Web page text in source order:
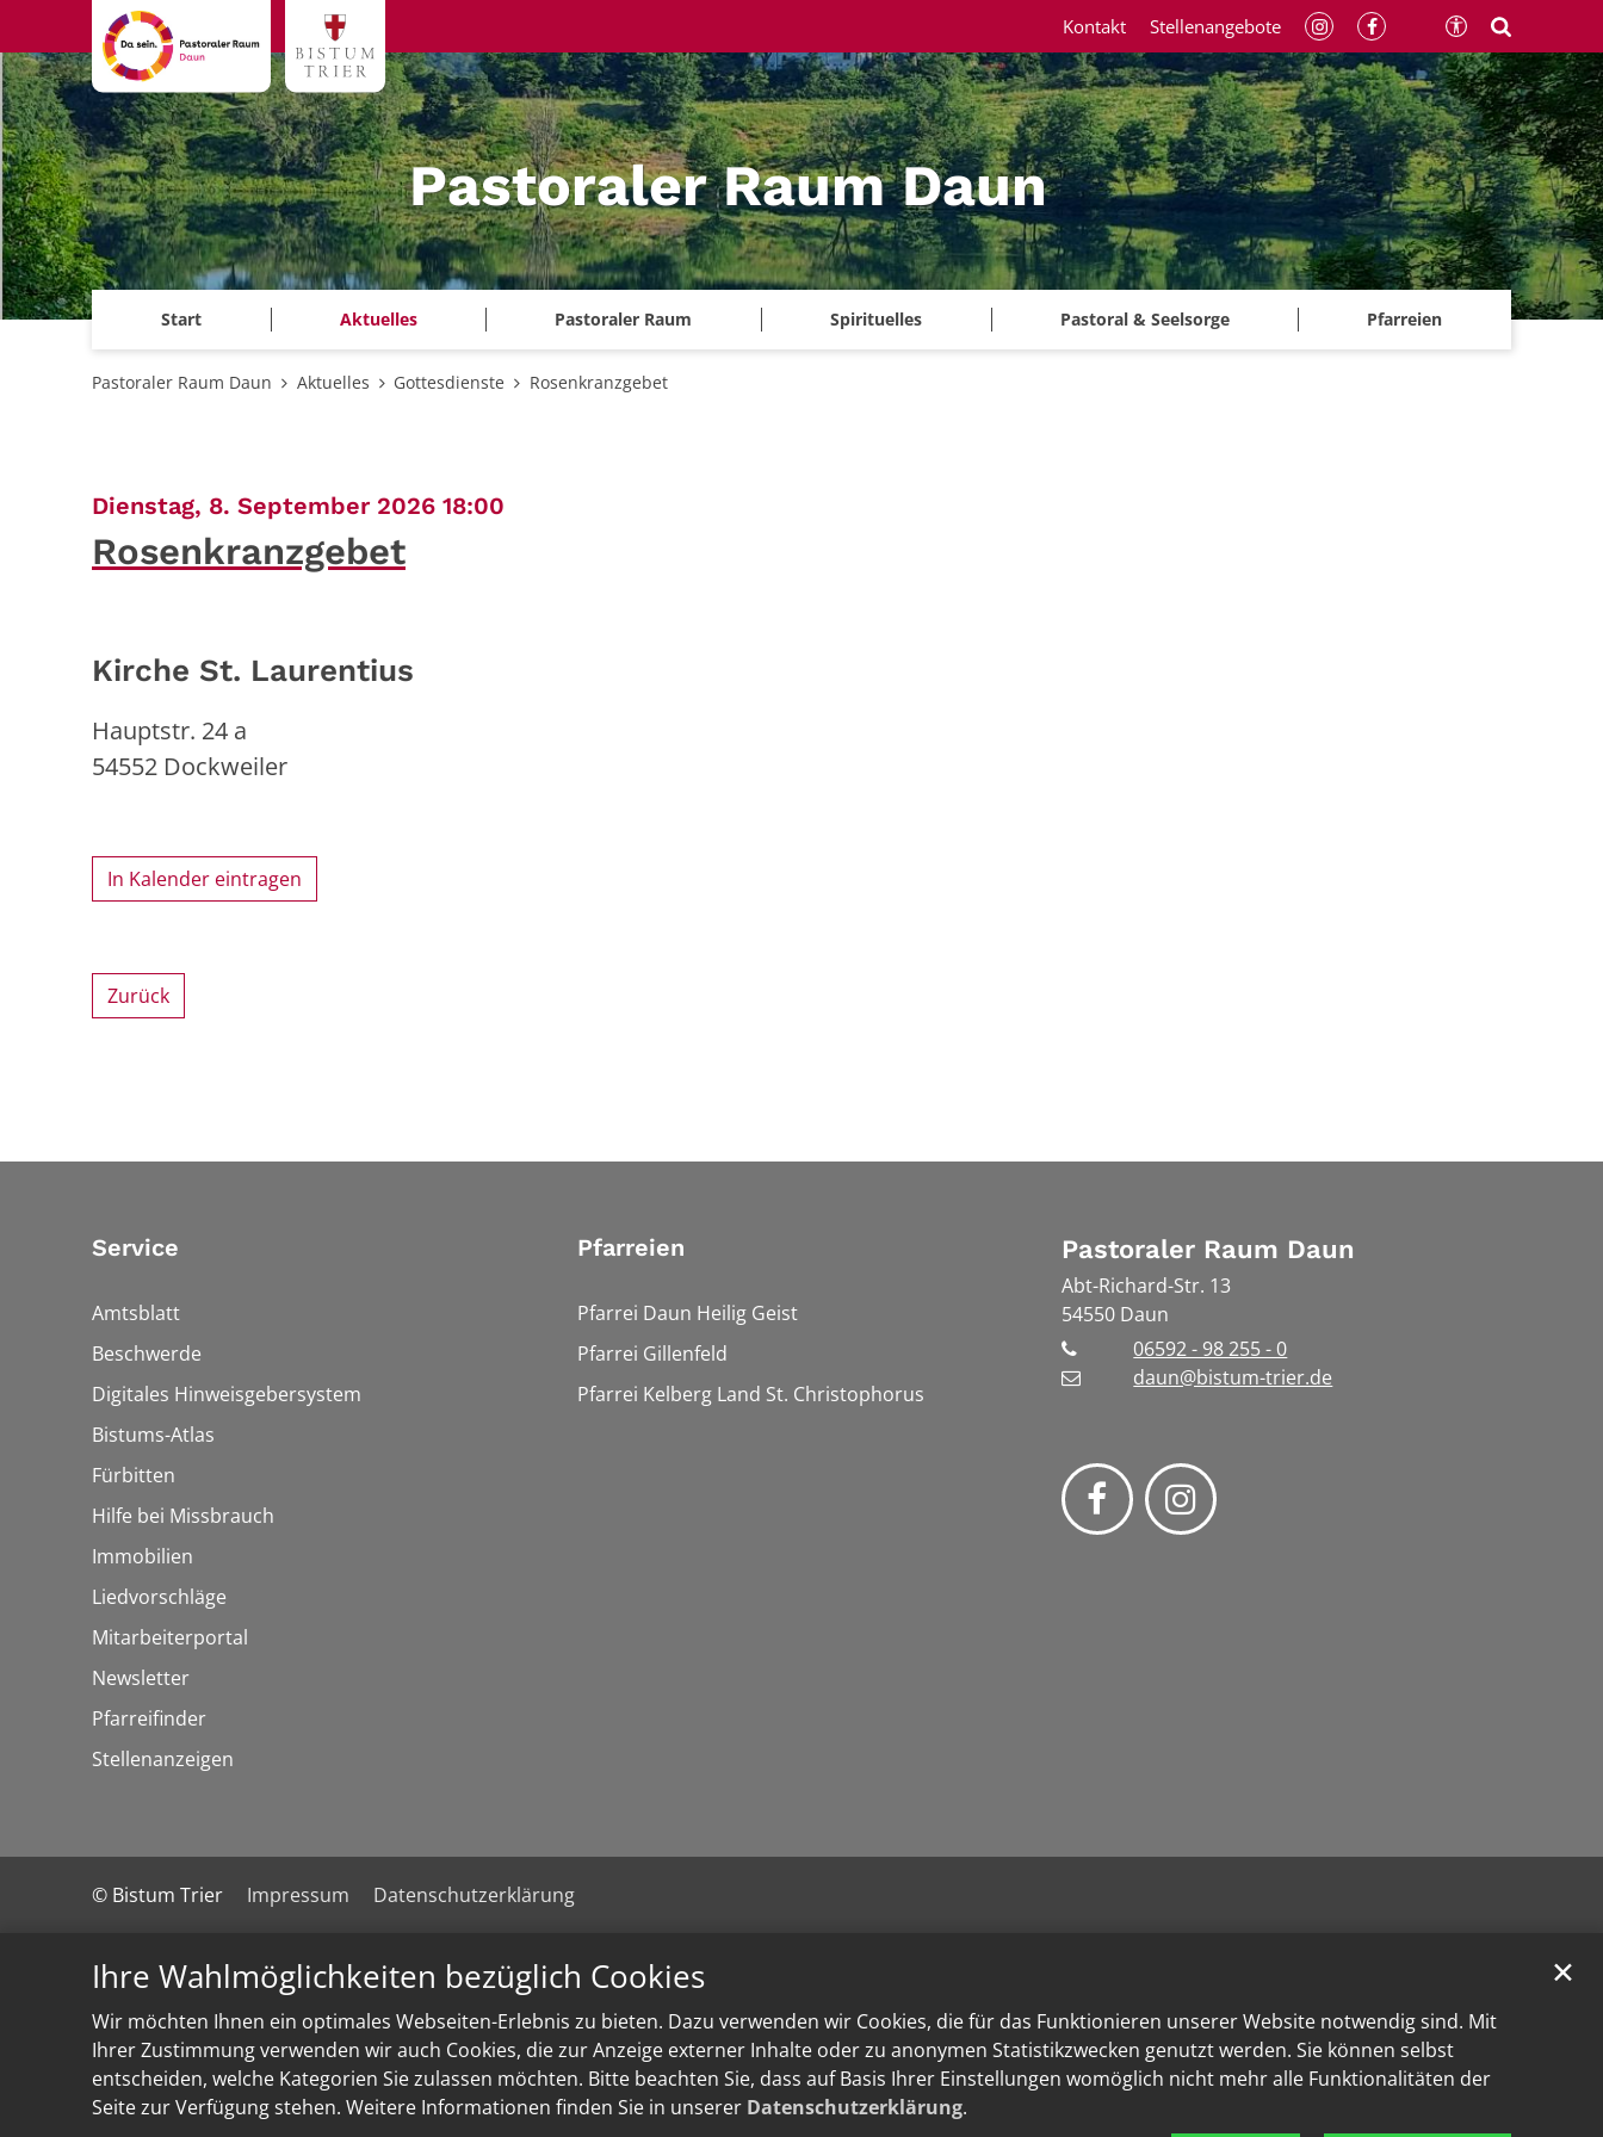
Ihre Wahlmöglichkeiten bezüglich Cookies
Wir möchten Ihnen ein optimales Webseiten-Erlebnis zu bieten. Dazu verwenden wir Cookies, die für das Funktionieren unserer Website notwendig sind. Mit
Ihrer Zustimmung verwenden wir auch Cookies, die zur Anzeige externer Inhalte oder zu anonymen Statistikzwecken genutzt werden. Sie können selbst
entscheiden, welche Kategorien Sie zulassen möchten. Bitte beachten Sie, dass auf Basis Ihrer Einstellungen womöglich nicht mehr alle Funktionalitäten der
Seite zur Verfügung stehen. Weitere Informationen finden Sie in unserer Datenschutzerklärung.
✕
Zum Inhalt springen
Pastoraler Raum Daun
Start Aktuelles Pastoraler Raum Spirituelles Pastoral & Seelsorge Pfarreien
Kontakt Stellenangebote
Pastoraler Raum Daun Aktuelles Gottesdienste Rosenkranzgebet
Dienstag, 8. September 2026 18:00
Rosenkranzgebet
Kirche St. Laurentius
Hauptstr. 24 a
54552 Dockweiler
In Kalender eintragen
Zurück
Service
Amtsblatt
Beschwerde
Digitales Hinweisgebersystem
Bistums-Atlas
Fürbitten
Hilfe bei Missbrauch
Immobilien
Liedvorschläge
Mitarbeiterportal
Newsletter
Pfarreifinder
Stellenanzeigen
Pfarreien
Pfarrei Daun Heilig Geist
Pfarrei Gillenfeld
Pfarrei Kelberg Land St. Christophorus
Pastoraler Raum Daun
Abt-Richard-Str. 13
54550 Daun
06592 - 98 255 - 0
daun@bistum-trier.de
© Bistum Trier Impressum Datenschutzerklärung